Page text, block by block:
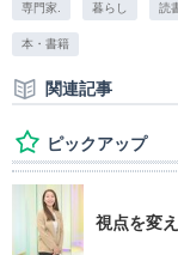
専門家. 暮らし 読
本・書籍
関連記事
ピックアップ
視点を変